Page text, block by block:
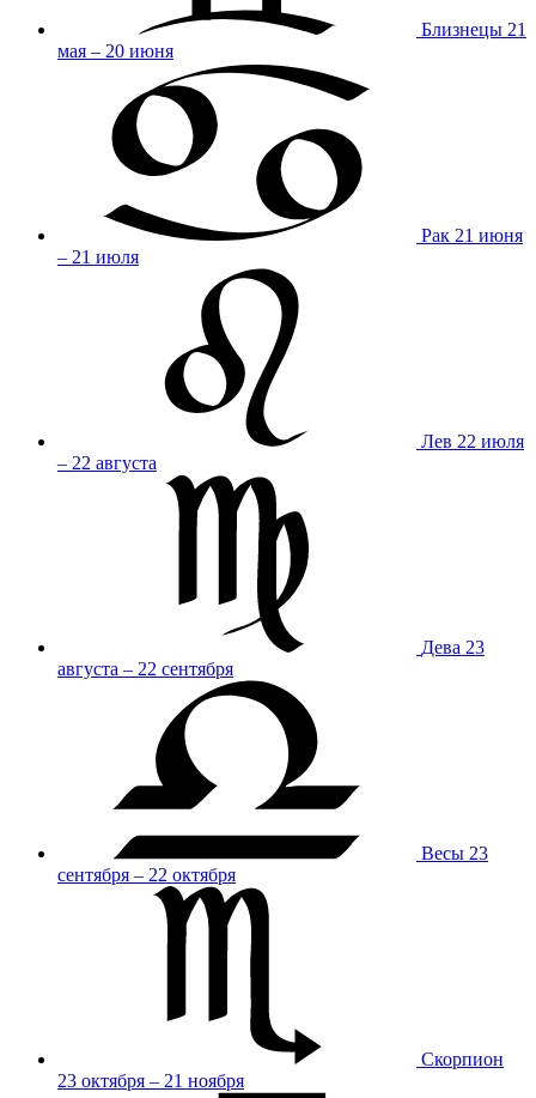
Близнецы 21
мая – 20 июня
Рак 21 июня
– 21 июля
Лев 22 июля
– 22 августа
Дева 23
августа – 22 сентября
Весы 23
сентября – 22 октября
Скорпион
23 октября – 21 ноября